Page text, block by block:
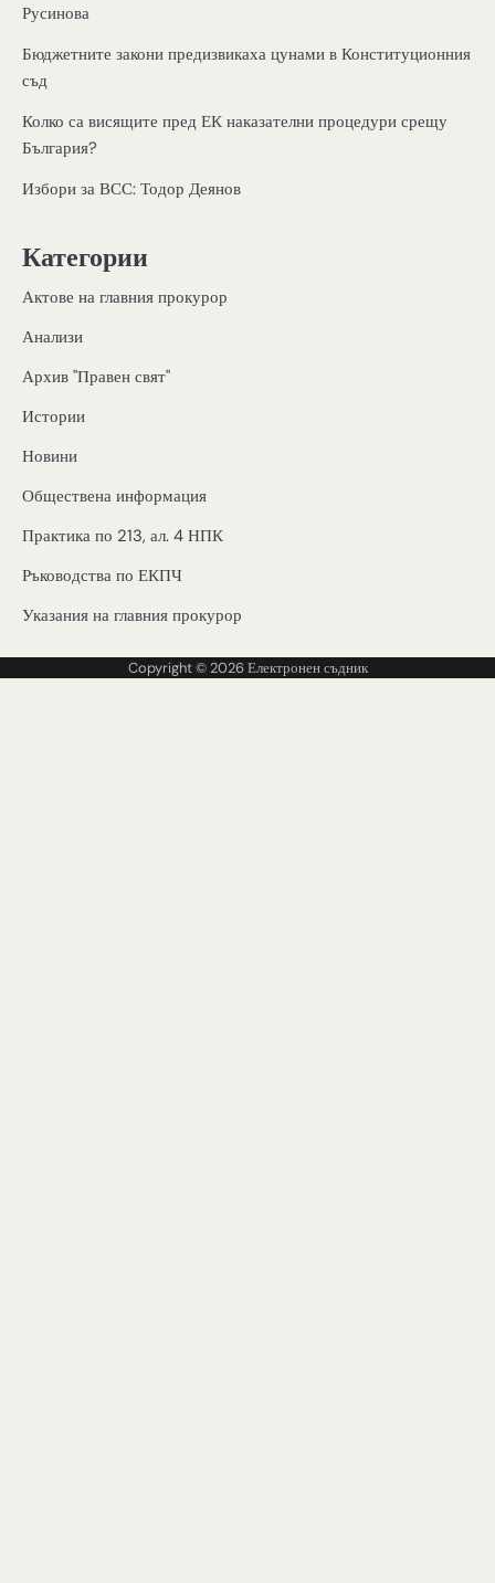
Русинова
Бюджетните закони предизвикаха цунами в Конституционния
съд
Колко са висящите пред ЕК наказателни процедури срещу
България?
Избори за ВСС: Тодор Деянов
Категории
Актове на главния прокурор
Анализи
Архив "Правен свят"
Истории
Новини
Обществена информация
Практика по 213, ал. 4 НПК
Ръководства по ЕКПЧ
Указания на главния прокурор
Copyright © 2026Електронен съдник